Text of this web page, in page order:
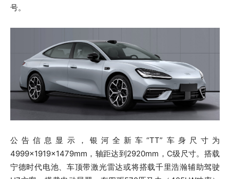
号。
公告信息显示，银河全新车“TT”车身尺寸为
4999×1919×1479mm，轴距达到2920mm，C级尺寸。搭载
宁德时代电池、车顶带激光雷达或将搭载千里浩瀚辅助驾驶